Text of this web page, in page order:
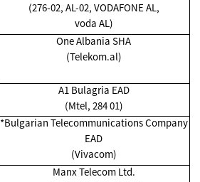
(276-02, AL-02, VODAFONE AL,
voda AL)
One Albania SHA
(Telekom.al)
A1 Bulagria EAD
(Mtel, 284 01)
*Bulgarian Telecommunications Company
EAD
(Vivacom)
Manx Telecom Ltd.